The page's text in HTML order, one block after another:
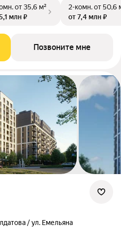
от 35,6 м²
млн ₽
2-комн.от 50,6
от 7,4 млн ₽
Позвоните мне
/ ул. Емельяна